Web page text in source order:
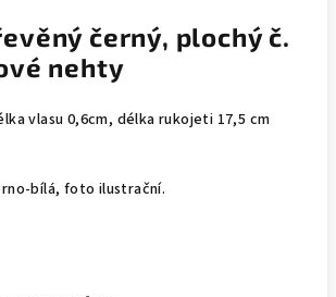
černý, plochý č.
nehty
vlasu 0,6cm, délka rukojeti 17,5 cm
bílá, foto ilustrační.